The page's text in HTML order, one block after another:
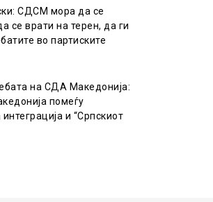
СДСМ мора да се
се врати на терен, да ги
во партиските
на СДА Македонија:
помеѓу
и “Српскиот